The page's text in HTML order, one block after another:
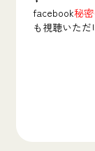
facebook秘
も視聴いただ